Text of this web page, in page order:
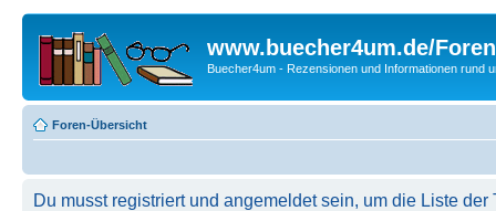
www.buecher4um.de/Foren
Buecher4um - Rezensionen und Informationen rund
Foren-Übersicht
Du musst registriert und angemeldet sein, um die Liste